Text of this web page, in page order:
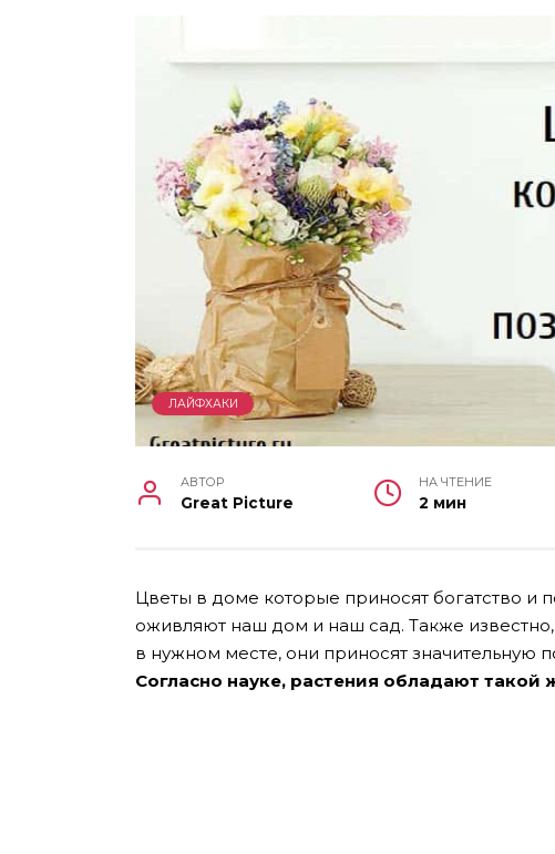
ЛАЙФХАКИ
АВТОР
Great Picture
НА ЧТЕНИЕ
2 мин
Цветы в доме которые приносят богатство и
оживляют наш дом и наш сад. Также
в нужном месте, они приносят значительную
Согласно науке, растения обладают такой